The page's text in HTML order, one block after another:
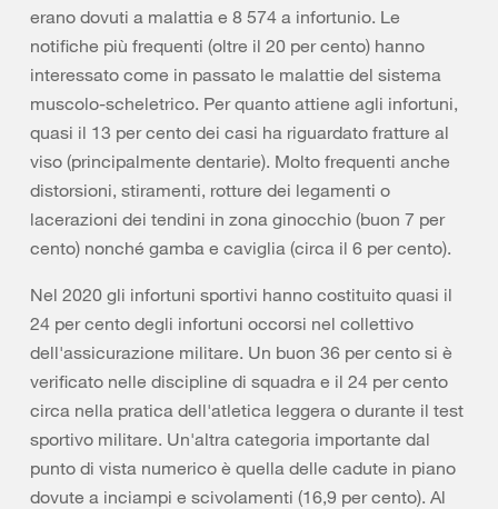
erano dovuti a malattia e 8 574 a infortunio. Le
notifiche più frequenti (oltre il 20 per cento) hanno
interessato come in passato le malattie del sistema
muscolo-scheletrico. Per quanto attiene agli infortuni,
quasi il 13 per cento dei casi ha riguardato fratture al
viso (principalmente dentarie). Molto frequenti anche
distorsioni, stiramenti, rotture dei legamenti o
lacerazioni dei tendini in zona ginocchio (buon 7 per
cento) nonché gamba e caviglia (circa il 6 per cento).
Nel 2020 gli infortuni sportivi hanno costituito quasi il
24 per cento degli infortuni occorsi nel collettivo
dell'assicurazione militare. Un buon 36 per cento si è
verificato nelle discipline di squadra e il 24 per cento
circa nella pratica dell'atletica leggera o durante il test
sportivo militare. Un'altra categoria importante dal
punto di vista numerico è quella delle cadute in piano
dovute a inciampi e scivolamenti (16,9 per cento). Al